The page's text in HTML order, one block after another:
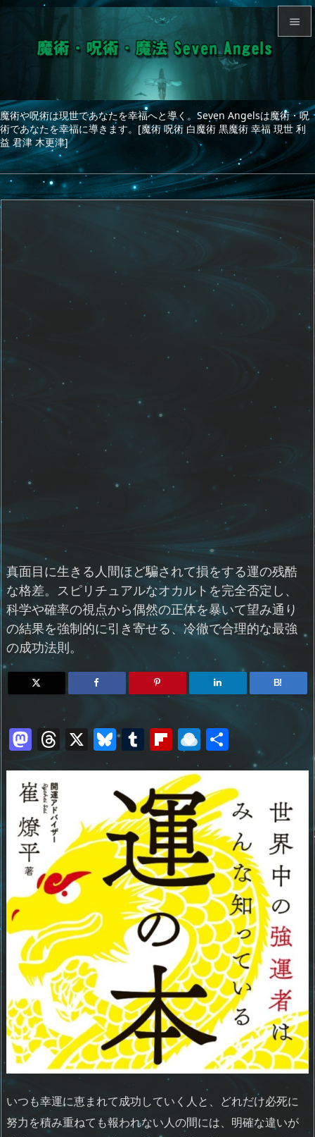
魔術や呪術は現世であなたを幸福へと導く。Seven Angelsは魔術・呪
術であなたを幸福に導きます。[魔術 呪術 白魔術 黒魔術 幸福 現世 利
益 君津 木更津]

サイド


次へ

真面目に生きる人間ほど騙されて損をする運の残酷
な格差。スピリチュアルなオカルトを完全否定し、
科学や確率の視点から偶然の正体を暴いて望み通り
の結果を強制的に引き寄せる、冷徹で合理的な最強
の成功法則。
B!
M
st
o
d
o
n
T
s
X Bl
e
sk
y
T
m
bl
r
Fl
ip
b
o
ar
d
R
n
d
ro
p.
io
共
有
いつも幸運に恵まれて成功していく人と、どれだけ必死に
努力を積み重ねても報われない人の間には、明確な違いが